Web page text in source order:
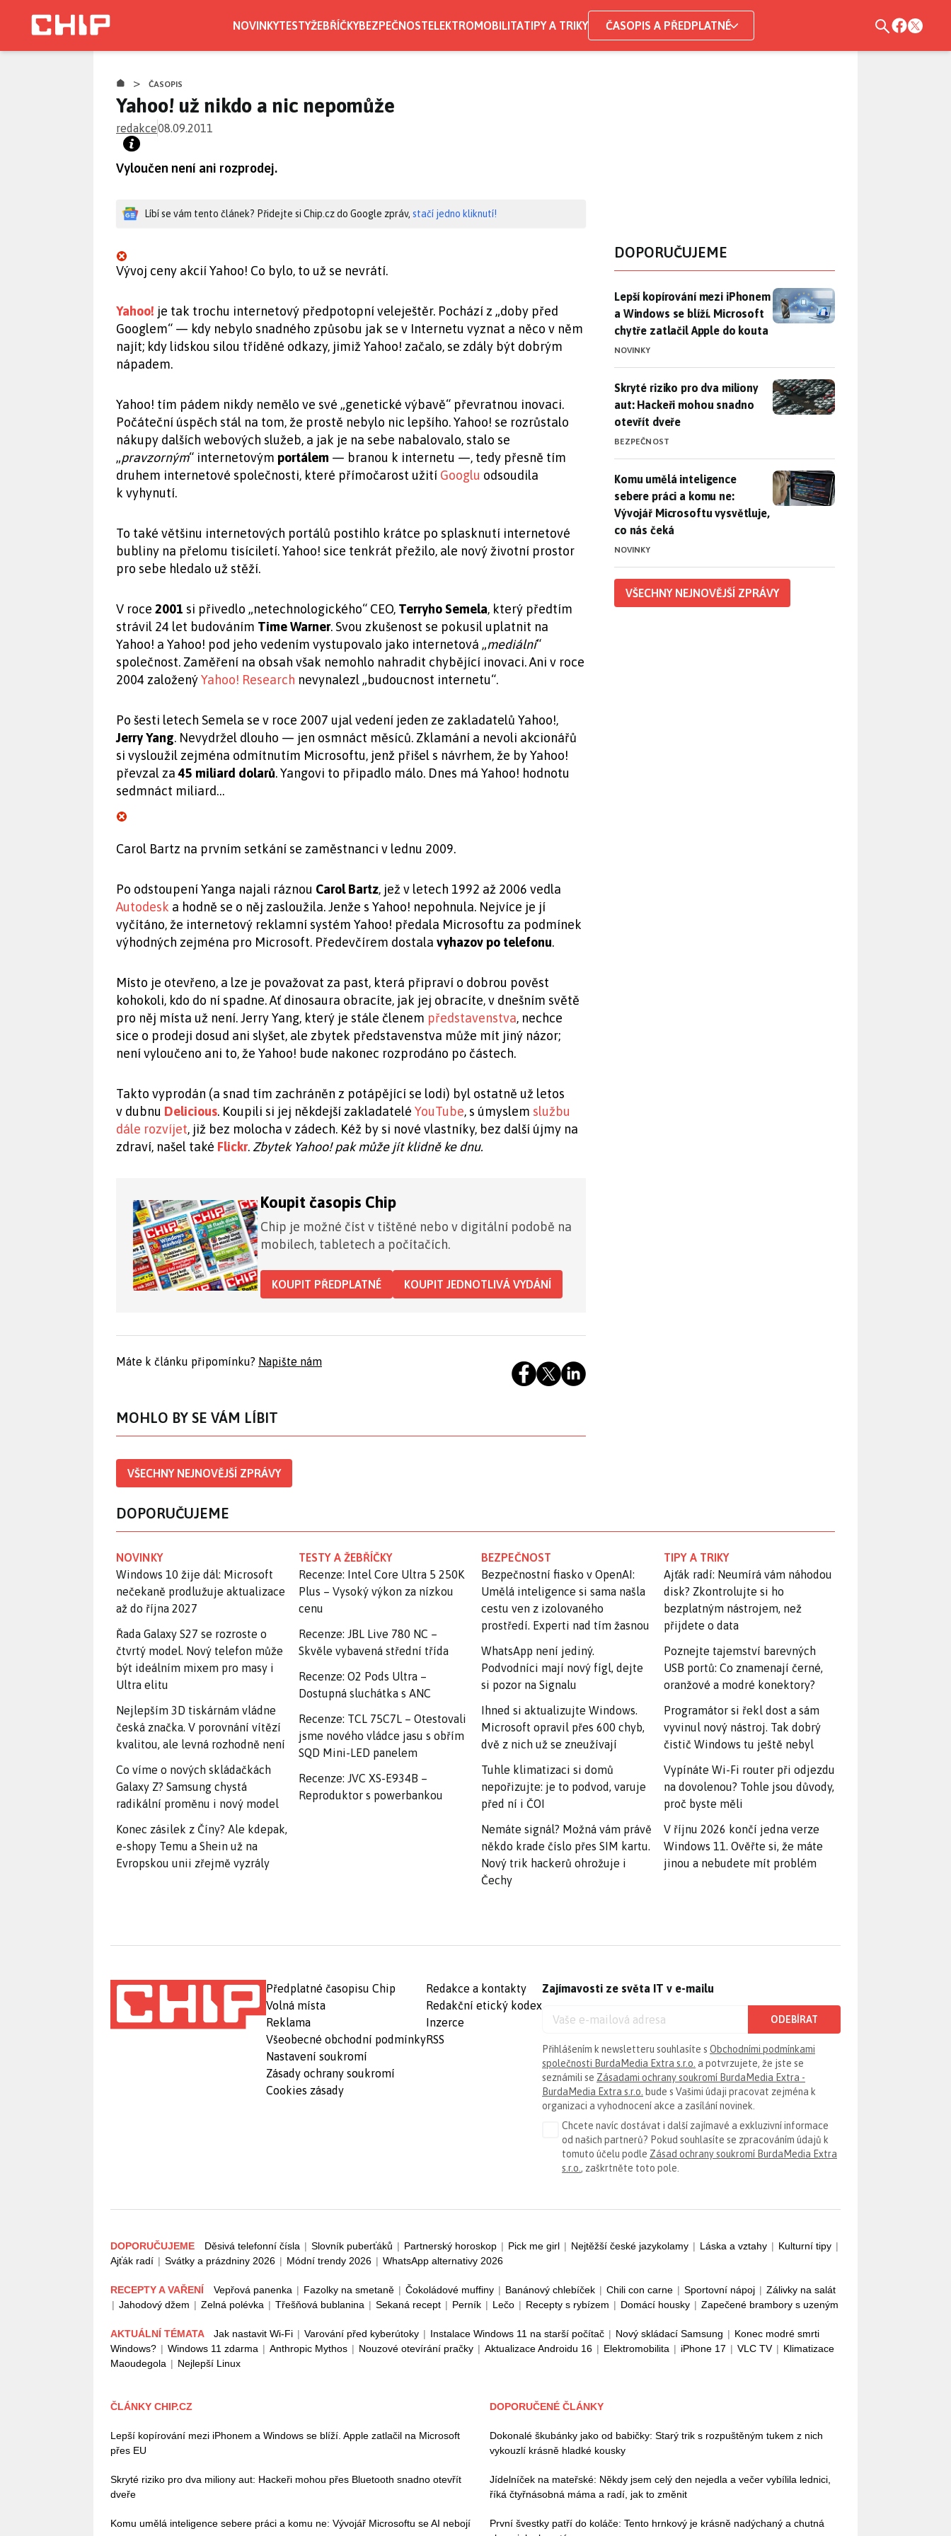
NOVINKYTESTYŽEBŘÍČKYBEZPEČNOSTELEKTROMOBILITATIPY A TRIKY ČASOPIS A PŘEDPLATNÉ
> ČASOPIS
Yahoo! už nikdo a nic nepomůže
redakce08.09.2011
Vyloučen není ani rozprodej.
Líbí se vám tento článek? Přidejte si Chip.cz do Google zpráv, stačí jedno kliknutí!
Vývoj ceny akcií Yahoo! Co bylo, to už se nevrátí.
Yahoo! je tak trochu internetový předpotopní veleještěr. Pochází z „doby před
Googlem“ — kdy nebylo snadného způsobu jak se v Internetu vyznat a něco v něm
najít; kdy lidskou silou tříděné odkazy, jimiž Yahoo! začalo, se zdály být dobrým
nápadem.
Yahoo! tím pádem nikdy nemělo ve své „genetické výbavě“ převratnou inovaci.
Počáteční úspěch stál na tom, že prostě nebylo nic lepšího. Yahoo! se rozrůstalo
nákupy dalších webových služeb, a jak je na sebe nabalovalo, stalo se
„pravzorným“ internetovým portálem — branou k internetu —, tedy přesně tím
druhem internetové společnosti, které přímočarost užití Googlu odsoudila
k vyhynutí.
To také většinu internetových portálů postihlo krátce po splasknutí internetové
bubliny na přelomu tisíciletí. Yahoo! sice tenkrát přežilo, ale nový životní prostor
pro sebe hledalo už stěží.
V roce 2001 si přivedlo „netechnologického“ CEO, Terryho Semela, který předtím
strávil 24 let budováním Time Warner. Svou zkušenost se pokusil uplatnit na
Yahoo! a Yahoo! pod jeho vedením vystupovalo jako internetová „mediální“
společnost. Zaměření na obsah však nemohlo nahradit chybějící inovaci. Ani v roce
2004 založenýYahoo! Research nevynalezl „budoucnost internetu“.
Po šesti letech Semela se v roce 2007 ujal vedení jeden ze zakladatelů Yahoo!,
Jerry Yang. Nevydržel dlouho — jen osmnáct měsíců. Zklamání a nevoli akcionářů
si vysloužil zejména odmítnutím Microsoftu, jenž přišel s návrhem, že by Yahoo!
převzal za45 miliard dolarů. Yangovi to připadlo málo. Dnes má Yahoo! hodnotu
sedmnáct miliard…
Carol Bartz na prvním setkání se zaměstnanci v lednu 2009.
Po odstoupení Yanga najali ráznou Carol Bartz, jež v letech 1992 až 2006 vedla
Autodesk a hodně se o něj zasloužila. Jenže s Yahoo! nepohnula. Nejvíce je jí
vyčítáno, že internetový reklamní systém Yahoo! předala Microsoftu za podmínek
výhodných zejména pro Microsoft. Předevčírem dostala vyhazov po telefonu.
Místo je otevřeno, a lze je považovat za past, která připraví o dobrou pověst
kohokoli, kdo do ní spadne. Ať dinosaura obracíte, jak jej obracíte, v dnešním světě
pro něj místa už není. Jerry Yang, který je stále členem představenstva, nechce
sice o prodeji dosud ani slyšet, ale zbytek představenstva může mít jiný názor;
není vyloučeno ani to, že Yahoo! bude nakonec rozprodáno po částech.
Takto vyprodán (a snad tím zachráněn z potápějící se lodi) byl ostatně už letos
v dubnu Delicious. Koupili si jej někdejší zakladatelé YouTube, s úmyslem službu
dále rozvíjet, již bez molocha v zádech. Kéž by si nové vlastníky, bez další újmy na
zdraví, našel také Flickr. Zbytek Yahoo! pak může jít klidně ke dnu.
Koupit časopis Chip
Chip je možné číst v tištěné nebo v digitální podobě na
mobilech, tabletech a počítačích.
KOUPIT PŘEDPLATNÉ KOUPIT JEDNOTLIVÁ VYDÁNÍ
Máte k článku připomínku? Napište nám
MOHLO BY SE VÁM LÍBIT
VŠECHNY NEJNOVĚJŠÍ ZPRÁVY
DOPORUČUJEME
Lepší kopírování mezi iPhonem a Windows se blíží. Microsoft
Lepší kopírování mezi iPhonem
a Windows se blíží. Microsoft
chytře zatlačil Apple do kouta
NOVINKY
Skryté riziko pro dva miliony aut: Hackeři mohou snadno otevřít
Skryté riziko pro dva miliony
aut: Hackeři mohou snadno
otevřít dveře
BEZPEČNOST
Komu umělá inteligence sebere práci a komu ne: Vývojář
Komu umělá inteligence
sebere práci a komu ne:
Vývojář Microsoftu vysvětluje,
co nás čeká
NOVINKY
VŠECHNY NEJNOVĚJŠÍ ZPRÁVY
DOPORUČUJEME
NOVINKY
Windows 10 žije dál: Microsoft
nečekaně prodlužuje aktualizace
až do října 2027
Řada Galaxy S27 se rozroste o
čtvrtý model. Nový telefon může
být ideálním mixem pro masy i
Ultra elitu
Nejlepším 3D tiskárnám vládne
česká značka. V porovnání vítězí
kvalitou, ale levná rozhodně není
Co víme o nových skládačkách
Galaxy Z? Samsung chystá
radikální proměnu i nový model
Konec zásilek z Číny? Ale kdepak,
e-shopy Temu a Shein už na
Evropskou unii zřejmě vyzrály
TESTY A ŽEBŘÍČKY
Recenze: Intel Core Ultra 5 250K
Plus – Vysoký výkon za nízkou
cenu
Recenze: JBL Live 780 NC –
Skvěle vybavená střední třída
Recenze: O2 Pods Ultra –
Dostupná sluchátka s ANC
Recenze: TCL 75C7L – Otestovali
jsme nového vládce jasu s obřím
SQD Mini-LED panelem
Recenze: JVC XS-E934B –
Reproduktor s powerbankou
BEZPEČNOST
Bezpečnostní fiasko v OpenAI:
Umělá inteligence si sama našla
cestu ven z izolovaného
prostředí. Experti nad tím žasnou
WhatsApp není jediný.
Podvodníci mají nový fígl, dejte
si pozor na Signalu
Ihned si aktualizujte Windows.
Microsoft opravil přes 600 chyb,
dvě z nich už se zneužívají
Tuhle klimatizaci si domů
nepořizujte: je to podvod, varuje
před ní i ČOI
Nemáte signál? Možná vám právě
někdo krade číslo přes SIM kartu.
Nový trik hackerů ohrožuje i
Čechy
TIPY A TRIKY
Ajťák radí: Neumírá vám náhodou
disk? Zkontrolujte si ho
bezplatným nástrojem, než
přijdete o data
Poznejte tajemství barevných
USB portů: Co znamenají černé,
oranžové a modré konektory?
Programátor si řekl dost a sám
vyvinul nový nástroj. Tak dobrý
čistič Windows tu ještě nebyl
Vypínáte Wi-Fi router při odjezdu
na dovolenou? Tohle jsou důvody,
proč byste měli
V říjnu 2026 končí jedna verze
Windows 11. Ověřte si, že máte
jinou a nebudete mít problém
Předplatné časopisu Chip
Volná místa
Reklama
Všeobecné obchodní podmínky
Nastavení soukromí
Zásady ochrany soukromí
Cookies zásady
Redakce a kontakty
Redakční etický kodex
Inzerce
RSS
Zajímavosti ze světa IT v e-mailu
ODEBÍRAT
Přihlášením k newsletteru souhlasíte s Obchodními podmínkami
společnosti BurdaMedia Extra s.r.o. a potvrzujete, že jste se
seznámili se Zásadami ochrany soukromí BurdaMedia Extra -
BurdaMedia Extra s.r.o. bude s Vašimi údaji pracovat zejména k
organizaci a vyhodnocení akce a zasílání novinek.
Chcete navíc dostávat i další zajímavé a exkluzivní informace
od našich partnerů? Pokud souhlasíte se zpracováním údajů k
tomuto účelu podle Zásad ochrany soukromí BurdaMedia Extra
s.r.o. , zaškrtněte toto pole.
DOPORUČUJEME Děsivá telefonní čísla | Slovník puberťáků | Partnerský horoskop | Pick me girl | Nejtěžší české jazykolamy | Láska a vztahy | Kulturní tipy |
Ajťák radí | Svátky a prázdniny 2026 | Módní trendy 2026 | WhatsApp alternativy 2026
RECEPTY A VAŘENÍ Vepřová panenka | Fazolky na smetaně | Čokoládové muffiny | Banánový chlebíček | Chili con carne | Sportovní nápoj | Zálivky na salát
| Jahodový džem | Zelná polévka | Třešňová bublanina | Sekaná recept | Perník | Lečo | Recepty s rybízem | Domácí housky | Zapečené brambory s uzeným
AKTUÁLNÍ TÉMATA Jak nastavit Wi-Fi | Varování před kyberútoky | Instalace Windows 11 na starší počítač | Nový skládací Samsung | Konec modré smrti
Windows? | Windows 11 zdarma | Anthropic Mythos | Nouzové otevírání pračky | Aktualizace Androidu 16 | Elektromobilita | iPhone 17 | VLC TV | Klimatizace
Maoudegola | Nejlepší Linux
ČLÁNKY CHIP.CZ
Lepší kopírování mezi iPhonem a Windows se blíží. Apple zatlačil na Microsoft
přes EU
Skryté riziko pro dva miliony aut: Hackeři mohou přes Bluetooth snadno otevřít
dveře
Komu umělá inteligence sebere práci a komu ne: Vývojář Microsoftu se AI nebojí
DOPORUČENÉ ČLÁNKY
Dokonalé škubánky jako od babičky: Starý trik s rozpuštěným tukem z nich
vykouzlí krásně hladké kousky
Jídelníček na mateřské: Někdy jsem celý den nejedla a večer vybílila lednici,
říká čtyřnásobná máma a radí, jak to změnit
První švestky patří do koláče: Tento hrnkový je krásně nadýchaný a chutná